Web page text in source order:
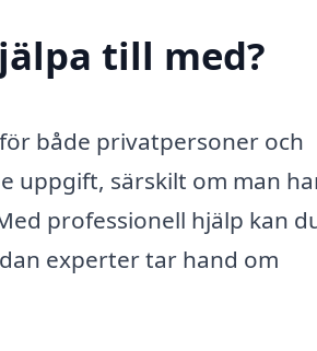
till med?
både privatpersoner och
uppgift, särskilt om man
professionell hjälp kan
experter tar hand om